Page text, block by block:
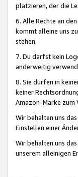
platzieren, der die
6. Alle Rechte an
kommt alleine uns
stehen.
7. Du darfst kein
anderweitig
8. Sie dürfen in
keiner
Amazon-Marke zum
Wir behalten uns
Einstellen einer
Wir behalten uns
unserem alleinigen